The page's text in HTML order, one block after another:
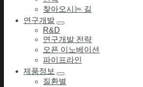
찾아오시는 길
연구개발
R&D
연구개발 전략
오픈 이노베이션
파이프라인
제품정보
질환별